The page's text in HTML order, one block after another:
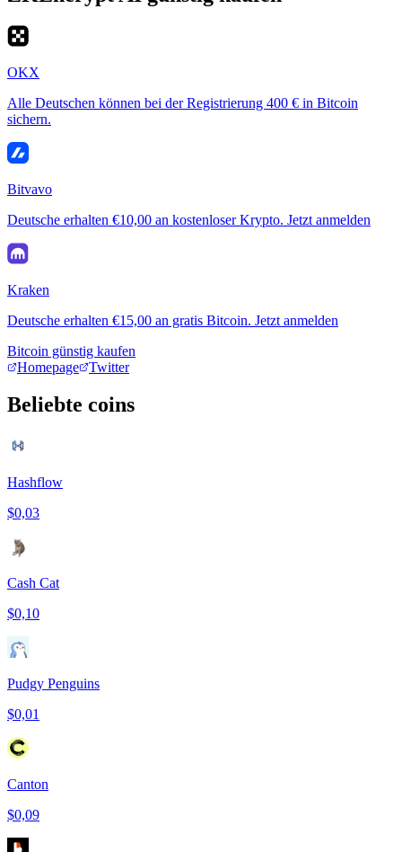
OKX
Alle Deutschen können bei der Registrierung 400 € in Bitcoin
sichern.
Bitvavo
Deutsche erhalten €10,00 an kostenloser Krypto. Jetzt anmelden
Kraken
Deutsche erhalten €15,00 an gratis Bitcoin. Jetzt anmelden
Bitcoin günstig kaufen
Homepage
Twitter
Beliebte coins
Hashflow
$0,03
Cash Cat
$0,10
Pudgy Penguins
$0,01
Canton
$0,09